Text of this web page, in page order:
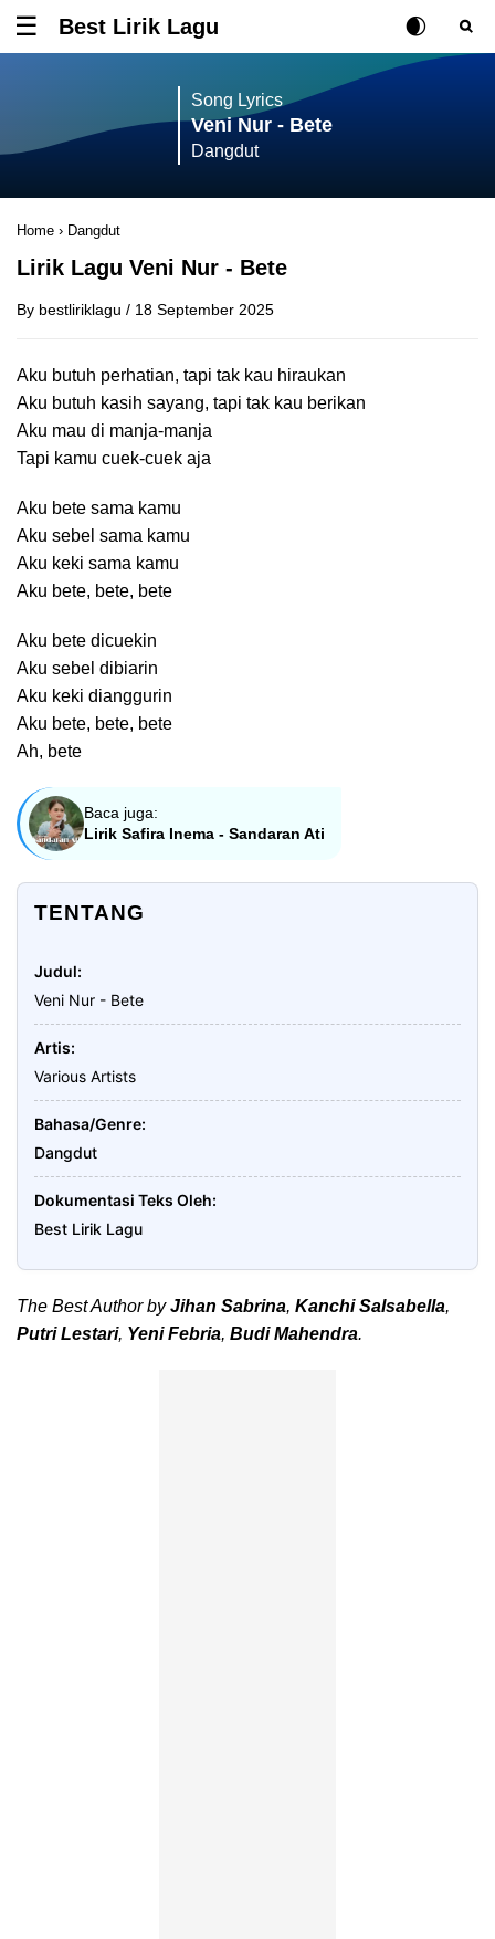
Tombol untuk membuka atau menutup menu
Best Lirik Lagu Rubah Posisi
Tombol
Song Lyrics
Veni Nur - Bete
Dangdut
Home › Dangdut
Lirik Lagu Veni Nur - Bete
By bestliriklagu / 18 September 2025
Aku butuh perhatian, tapi tak kau hiraukan
Aku butuh kasih sayang, tapi tak kau berikan
Aku mau di manja-manja
Tapi kamu cuek-cuek aja
Aku bete sama kamu
Aku sebel sama kamu
Aku keki sama kamu
Aku bete, bete, bete
Aku bete dicuekin
Aku sebel dibiarin
Aku keki dianggurin
Aku bete, bete, bete
Ah, bete
Baca juga:
Lirik Safira Inema - Sandaran Ati
TENTANG
Judul
Veni Nur - Bete
Artis
Various Artists
Bahasa/Genre
Dangdut
Dokumentasi Teks Oleh
Best Lirik Lagu
The Best Author byJihan Sabrina, Kanchi Salsabella,
Putri Lestari, Yeni Febria, Budi Mahendra.